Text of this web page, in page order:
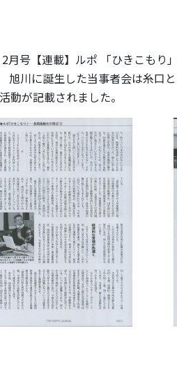
月号【連載】ルポ 「ひきこも
川に誕生した当事者会は糸口
動が記載されました。